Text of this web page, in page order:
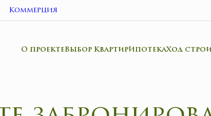
Коммерция
О проектеВыбор КвартирИпотекаХод